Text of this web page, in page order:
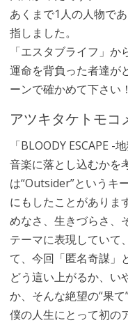
あくまで1人の人物で
指しました。
「エスタブライフ」
運命を背負った者達が
ーンで確かめて下さい！
アツキタケトモコ
「BLOODY ESCAPE
音楽に落とし込むかを
は“Outsider”というキ
にもしたことがありま
めなさ、生きづらさ、
テーマに表現していて
て、今回「匿名奇謀」
どう這い上がるか、い
か、そんな絶望の“果て
僕の人生にとって初の